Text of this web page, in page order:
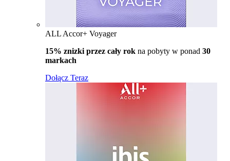
ALL Accor+ Voyager
15% znizki przez cały rok na pobyty w ponad 30
markach
Dołącz Teraz